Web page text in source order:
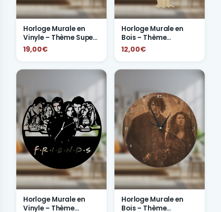
Horloge Murale en
Vinyle – Thème Super
Mario
19,00€
Horloge Murale en
Bois – Thème
Animaux
12,00€
Horloge Murale en
Vinyle – Thème
Horloge Murale en
Bois – Thème